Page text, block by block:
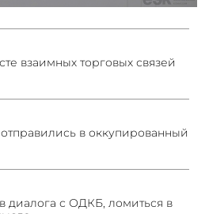
взаимных торговых связей
в оккупированный
диалога с ОДКБ, ломиться в